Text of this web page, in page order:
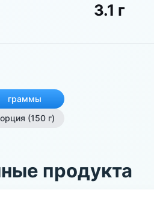
3.1 г
граммы
(150 г)
продукта